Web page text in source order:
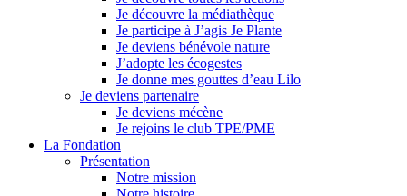
Je découvre la médiathèque
Je participe à J’agis Je Plante
Je deviens bénévole nature
J’adopte les écogestes
Je donne mes gouttes d’eau Lilo
Je deviens partenaire
Je deviens mécène
Je rejoins le club TPE/PME
La Fondation
Présentation
Notre mission